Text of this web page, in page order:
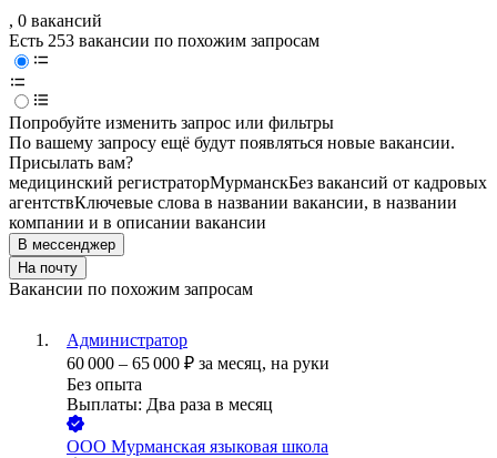
, 0 вакансий
Есть 253 вакансии по похожим запросам
Попробуйте изменить запрос или фильтры
По вашему запросу ещё будут появляться новые вакансии.
Присылать вам?
медицинский регистраторМурманскБез вакансий от кадровых
агентствКлючевые слова в названии вакансии, в названии
компании и в описании вакансии
В мессенджер
На почту
Вакансии по похожим запросам
Администратор
60 000 – 65 000 ₽ за месяц, на руки
Без опыта
Выплаты: Два раза в месяц
ООО Мурманская языковая школа